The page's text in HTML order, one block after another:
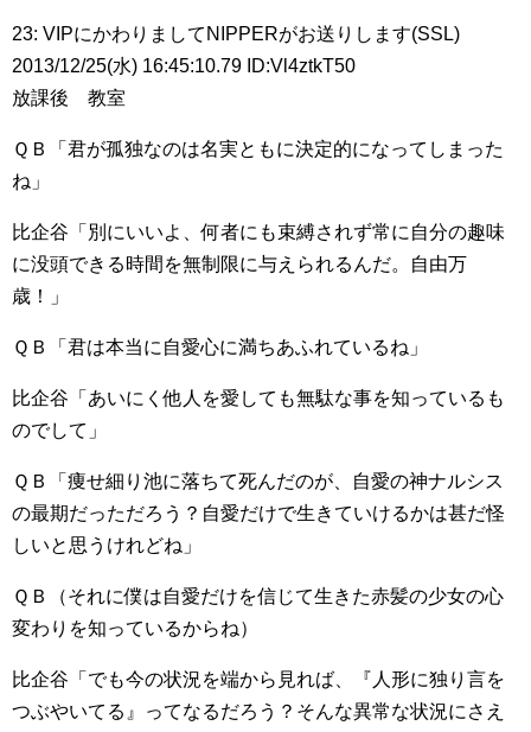
23: VIPにかわりましてNIPPERがお送りします(SSL)
2013/12/25(水) 16:45:10.79 ID:Vl4ztkT50
放課後 教室
ＱＢ「君が孤独なのは名実ともに決定的になってしまった
ね」
比企谷「別にいいよ、何者にも束縛されず常に自分の趣味
に没頭できる時間を無制限に与えられるんだ。自由万
歳！」
ＱＢ「君は本当に自愛心に満ちあふれているね」
比企谷「あいにく他人を愛しても無駄な事を知っているも
のでして」
ＱＢ「痩せ細り池に落ちて死んだのが、自愛の神ナルシス
の最期だっただろう？自愛だけで生きていけるかは甚だ怪
しいと思うけれどね」
ＱＢ（それに僕は自愛だけを信じて生きた赤髪の少女の心
変わりを知っているからね）
比企谷「でも今の状況を端から見れば、『人形に独り言を
つぶやいてる』ってなるだろう？そんな異常な状況にさえ